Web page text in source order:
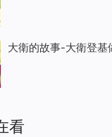
大衛的故事-大衛登基
看